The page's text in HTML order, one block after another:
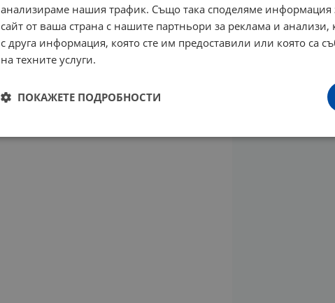
анализираме нашия трафик. Също така споделяме информация
сайт от ваша страна с нашите партньори за реклама и
с друга информация, която сте им предоставили или която са
на техните услуги.
ПОКАЖЕТЕ ПОДРОБНОСТИ